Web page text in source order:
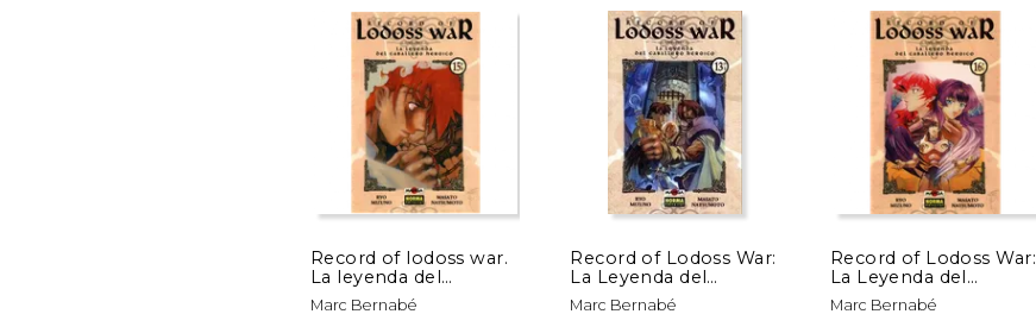
15%
dcto. $ 13.83
50%
dcto. $ 22.47
50%
dcto.
Record of lodoss war.
La leyenda del
caballero heroico 15
Marc Bernabé
Record of Lodoss War:
La Leyenda del
Caballero Heroico
Norma 13
Marc Bernabé
Record of Lodoss War:
La Leyenda del
Caballero Heroico 16
Marc Bernabé